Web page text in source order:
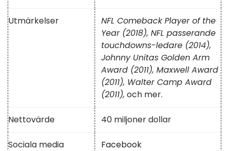
Utmärkelser
NFL Comeback Player of the
Year (2018), NFL passerande
touchdowns-ledare (2014),
Johnny Unitas Golden Arm
Award (2011), Maxwell Award
(2011), Walter Camp Award
(2011), och mer.
Nettovärde 40 miljoner dollar
Sociala media Facebook